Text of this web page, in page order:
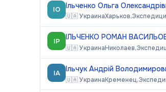
ІО Ільченко Ольга
🇺🇦УкраинаХарьков,
ІР ІЛЬЧЕНКО РОМАН
🇺🇦УкраинаНиколаев,
ІА Ільчук Андрій
🇺🇦УкраинаКременец,